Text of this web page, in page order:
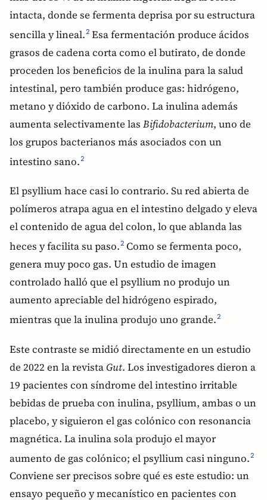
intacta, donde se fermenta deprisa por su estructura
sencilla y lineal.2 Esa fermentación produce ácidos
grasos de cadena corta como el butirato, de donde
proceden los beneficios de la inulina para la salud
intestinal, pero también produce gas: hidrógeno,
metano y dióxido de carbono. La inulina además
aumenta selectivamente las Bifidobacterium, uno de
los grupos bacterianos más asociados con un
intestino sano.2
El psyllium hace casi lo contrario. Su red abierta de
polímeros atrapa agua en el intestino delgado y eleva
el contenido de agua del colon, lo que ablanda las
heces y facilita su paso.2 Como se fermenta poco,
genera muy poco gas. Un estudio de imagen
controlado halló que el psyllium no produjo un
aumento apreciable del hidrógeno espirado,
mientras que la inulina produjo uno grande.2
Este contraste se midió directamente en un estudio
de 2022 en la revistaGut. Los investigadores dieron a
19 pacientes con síndrome del intestino irritable
bebidas de prueba con inulina, psyllium, ambas o un
placebo, y siguieron el gas colónico con resonancia
magnética. La inulina sola produjo el mayor
aumento de gas colónico; el psyllium casi ninguno.2
Conviene ser precisos sobre qué es este estudio: un
ensayo pequeño y mecanístico en pacientes con